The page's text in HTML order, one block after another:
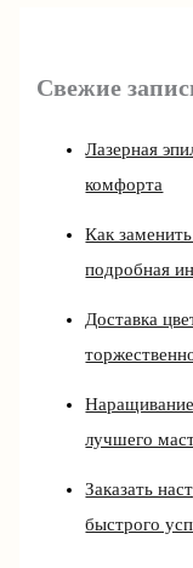
Свежие
Лазерная
комфорта
Как
подробная
Доставка
лучшего
Заказать
быстрого